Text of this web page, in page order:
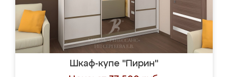
Шкаф-купе "Пирин"